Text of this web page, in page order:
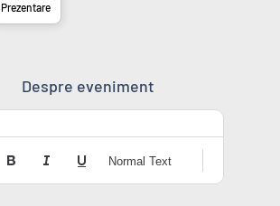
Prezentare
Despre eveniment
Normal Text